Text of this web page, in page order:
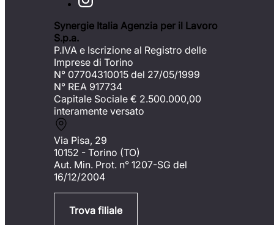
Synergie Italia Agenzia per il Lavoro
S.p.a.
P.IVA e Iscrizione al Registro delle
Imprese di Torino
N° 07704310015 del 27/05/1999
N° REA 917734
Capitale Sociale € 2.500.000,00
interamente versato
Via Pisa, 29
10152 - Torino (TO)
Aut. Min. Prot. n° 1207-SG del
16/12/2004
Trova filiale